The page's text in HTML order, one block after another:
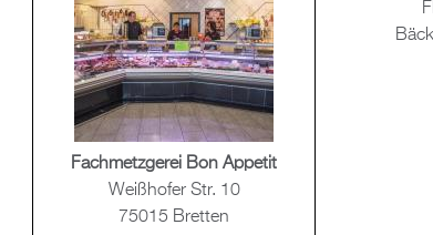
Fach­metz­ge­rei Bon Ap­pe­tit
Wei­ßho­fer Str. 10
75015 Brett­en